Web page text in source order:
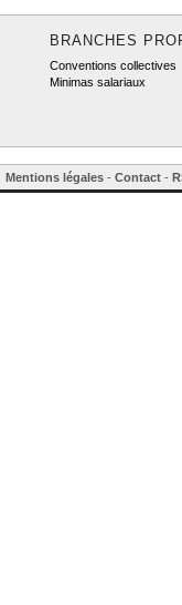
BRANCHES
Conventions collectives
Minimas salariaux
Mentions légales - Contact -